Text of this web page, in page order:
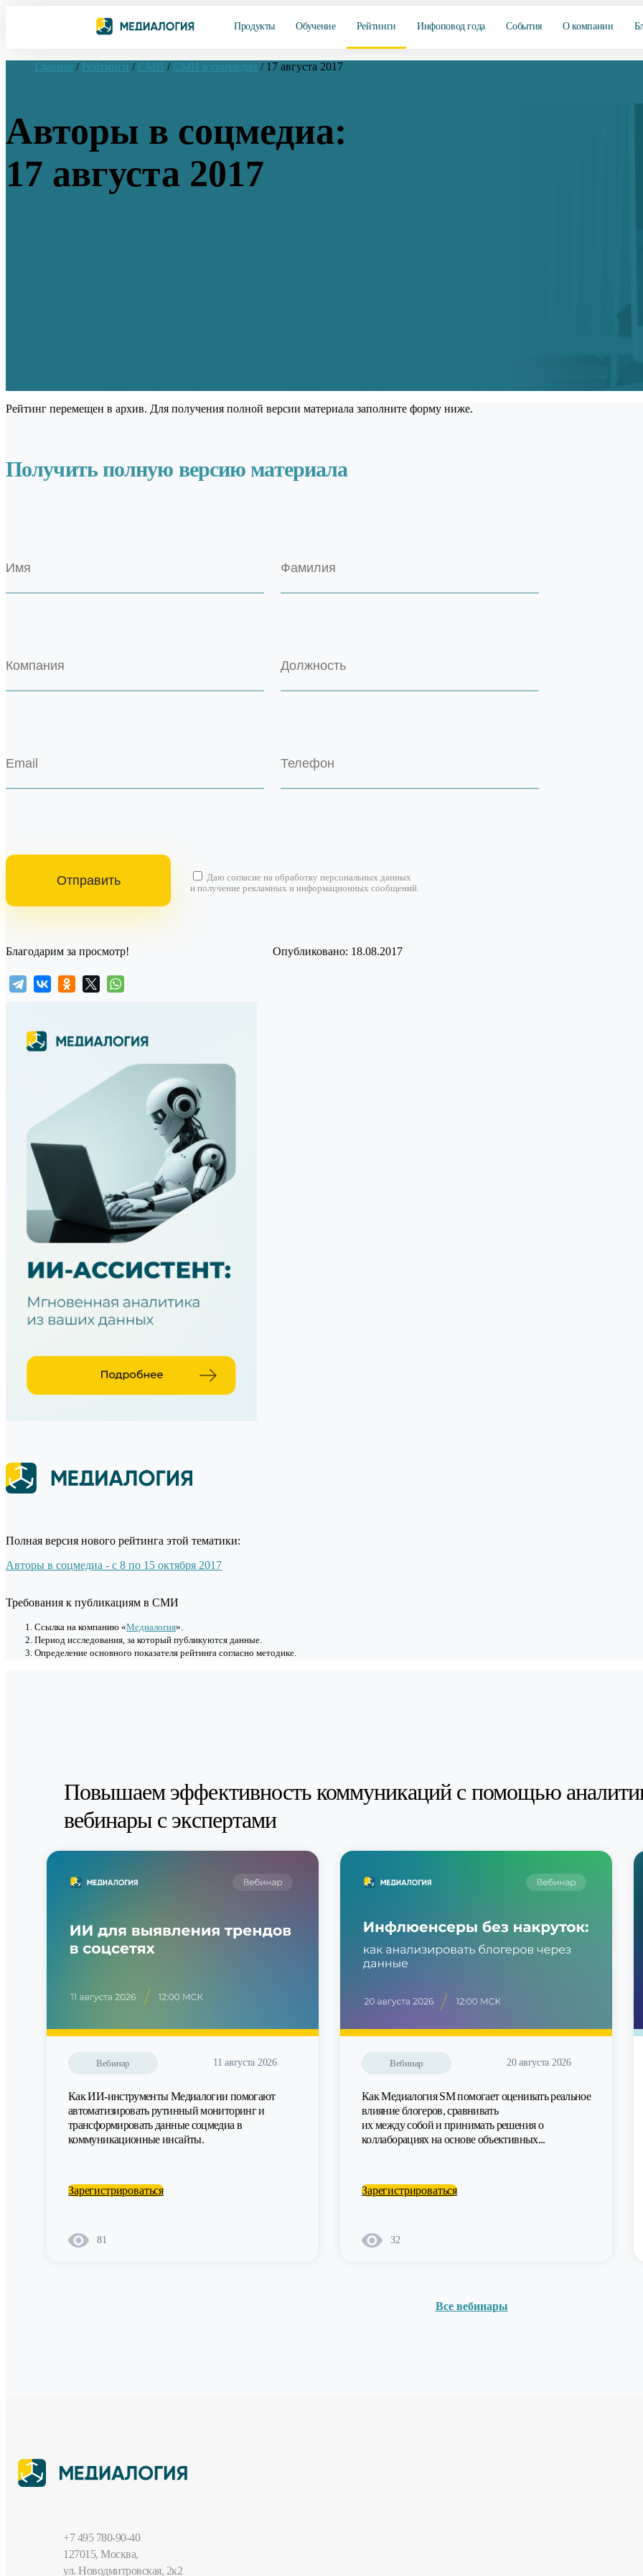
Продукты Обучение Рейтинги Инфоповод года События О компании
Главная / Рейтинги / СМИ / СМИ в соцмедиа / 17 августа 2017
Авторы в соцмедиа:
17 августа 2017
Рейтинг перемещен в архив. Для получения полной версии материала заполните форму ниже.
Получить полную версию материала
Даю согласие на обработку персональных данных
и получение рекламных и информационных сообщений.
Благодарим за просмотр! Опубликовано: 18.08.2017
Полная версия нового рейтинга этой тематики:
Авторы в соцмедиа - с 8 по 15 октября 2017
Требования к публикациям в СМИ
Cсылка на компанию «Медиалогия».
Период исследования, за который публикуются данные.
Определение основного показателя рейтинга согласно методике.
Повышаем эффективность коммуникаций с помощью
вебинары с экспертами
Вебинар 11 августа 2026
Как ИИ-инструменты Медиалогии помогают
автоматизировать рутинный мониторинг и
трансформировать данные соцмедиа в
коммуникационные инсайты.
Зарегистрироваться
81
Вебинар 20 августа 2026
Как Медиалогия SM помогает оценивать реальное
влияние блогеров, сравнивать
их между собой и принимать решения о
коллаборациях на основе объективных...
Зарегистрироваться
32
Все вебинары
+7 495 780-90-40
127015, Москва,
ул. Новодмитровская, 2к2